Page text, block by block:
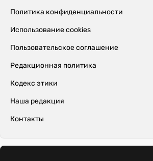
Политика конфиденциальности
Использование cookies
Пользовательское соглашение
Редакционная политика
Кодекс этики
Наша редакция
Контакты